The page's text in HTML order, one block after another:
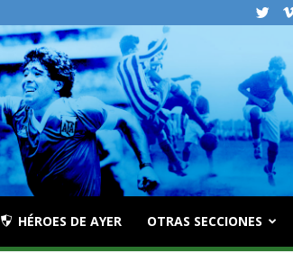
HÉROES DE AYER OTRAS SECCIONES